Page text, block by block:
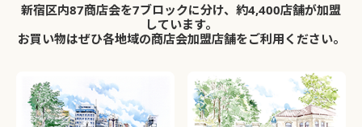
新宿区内87商店会を7ブロックに分け、約4,400店舗が加盟
しています。
お買い物はぜひ各地域の商店会加盟店舗をご利用ください。